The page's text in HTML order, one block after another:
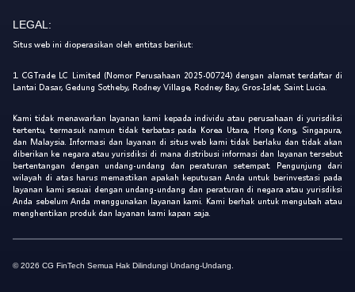
LEGAL:
Situs web ini dioperasikan oleh entitas berikut:
1. CGTrade LC Limited (Nomor Perusahaan 2025-00724) dengan alamat terdaftar di
Lantai Dasar, Gedung Sotheby, Rodney Village, Rodney Bay, Gros-Islet, Saint Lucia.
Kami tidak menawarkan layanan kami kepada individu atau perusahaan di yurisdiksi
tertentu, termasuk namun tidak terbatas pada Korea Utara, Hong Kong, Singapura,
dan Malaysia. Informasi dan layanan di situs web kami tidak berlaku dan tidak akan
diberikan ke negara atau yurisdiksi di mana distribusi informasi dan layanan tersebut
bertentangan dengan undang-undang dan peraturan setempat. Pengunjung dari
wilayah di atas harus memastikan apakah keputusan Anda untuk berinvestasi pada
layanan kami sesuai dengan undang-undang dan peraturan di negara atau yurisdiksi
Anda sebelum Anda menggunakan layanan kami. Kami berhak untuk mengubah atau
menghentikan produk dan layanan kami kapan saja.
© 2026 CG FinTech Semua Hak Dilindungi Undang-Undang.